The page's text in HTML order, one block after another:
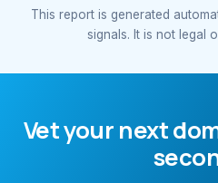
This report is generated
signals. It is not legal
Vet your next